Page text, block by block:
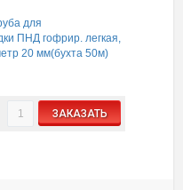
для
ПНД гофрир. легкая,
20 мм(бухта 50м)
ЗАКАЗАТЬ